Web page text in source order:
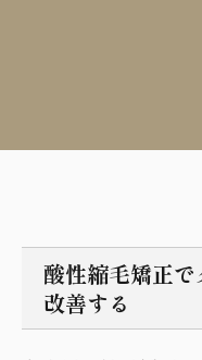
酸性縮毛矯正
改善する